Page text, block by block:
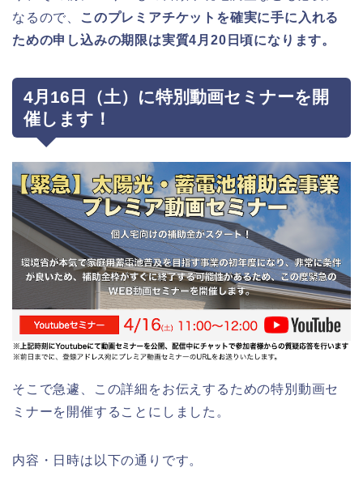
なるので、
このプレミアチケットを確実に手に入れる
ための申し込みの期限は実質4月20日頃になります。
4月16日（土）に特別動画セミナーを開
催します！
そこで急遽、この詳細をお伝えするための特別動画セ
ミナーを開催することにしました。
内容・日時は以下の通りです。